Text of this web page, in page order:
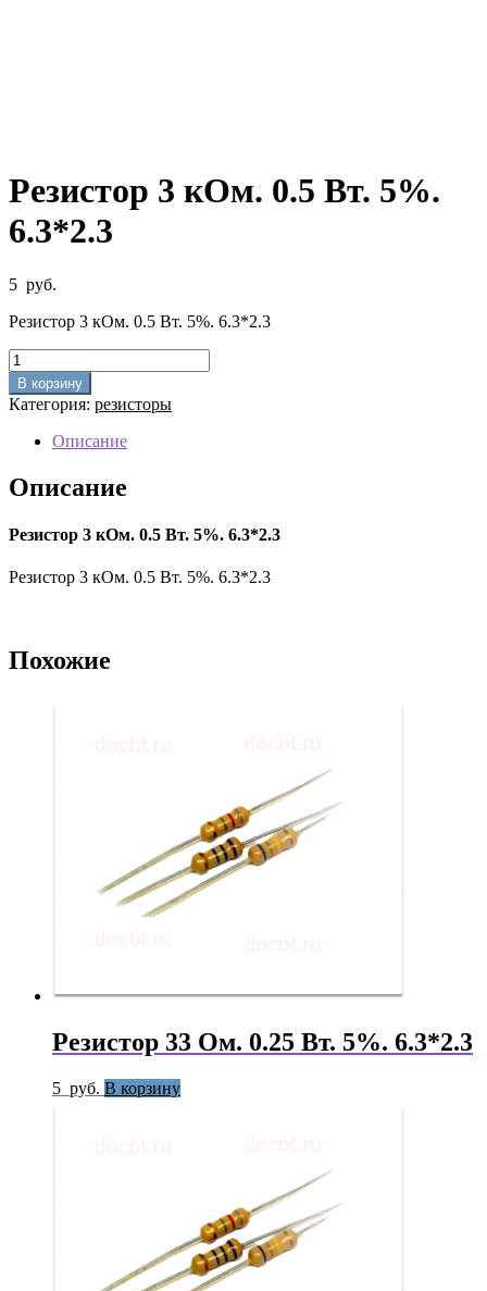
Резистор 3 кОм. 0.5 Вт. 5%.
6.3*2.3
5 руб.
Резистор 3 кОм. 0.5 Вт. 5%. 6.3*2.3
Количество
товара
Резистор
3
кОм.
Вт.
5%.
В корзину
Категория: резисторы
Описание
Описание
Резистор 3 кОм. 0.5 Вт. 5%. 6.3*2.3
Резистор 3 кОм. 0.5 Вт. 5%. 6.3*2.3
Похожие
Резистор 33 Ом. 0.25 Вт. 5%. 6.3*2.3
5 руб. В корзину